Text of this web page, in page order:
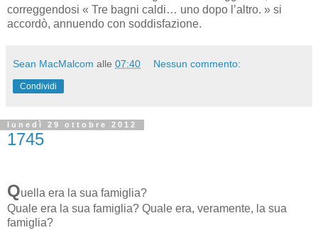
correggendosi « Tre bagni caldi… uno dopo l’altro. » si
accordò, annuendo con soddisfazione.
Sean MacMalcom alle 07:40 Nessun commento:
Condividi
lunedì 29 ottobre 2012
1745
Quella era la sua famiglia?
Quale era la sua famiglia? Quale era, veramente, la sua
famiglia?